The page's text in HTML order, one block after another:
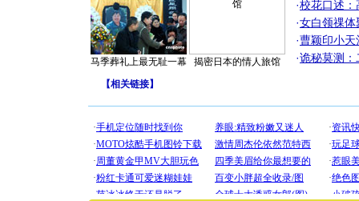
马季葬礼上最无耻一幕 揭密日本的情人旅馆
·校花口述：
·女白领祼体
·曹颖印小天
·诡秘莫测：
【相关链接】
[圣诞节]
你太多